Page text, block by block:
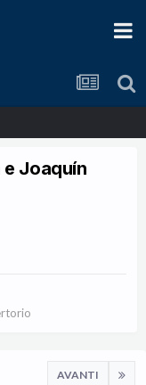
e Joaquín
AVANTI